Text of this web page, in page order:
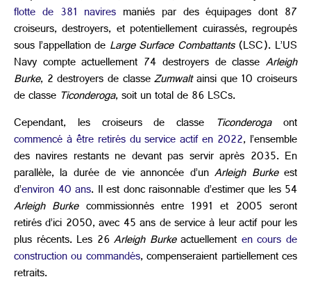
flotte de 381 navires maniés par des équipages dont 87
croiseurs, destroyers, et potentiellement cuirassés, regroupés
sous l’appellation de Large Surface Combattants(LSC). L’US
Navy compte actuellement 74 destroyers de classe Arleigh
Burke, 2 destroyers de classeZumwaltainsi que 10 croiseurs
de classe Ticonderoga, soit un total de 86 LSCs.
Cependant, les croiseurs de classe Ticonderogaont
commencé à être retirés du service actif en 2022, l’ensemble
des navires restants ne devant pas servir après 2035. En
parallèle, la durée de vie annoncée d’unArleigh Burkeest
d’environ 40 ans. Il est donc raisonnable d’estimer que les 54
Arleigh Burkecommissionnés entre 1991 et 2005 seront
retirés d’ici 2050, avec 45 ans de service à leur actif pour les
plus récents. Les 26Arleigh Burkeactuellement en cours de
construction ou commandés, compenseraient partiellement ces
retraits.